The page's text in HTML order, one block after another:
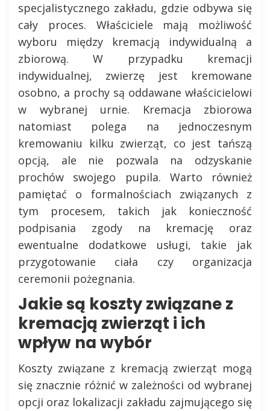
specjalistycznego zakładu, gdzie odbywa się
cały proces. Właściciele mają możliwość
wyboru między kremacją indywidualną a
zbiorową. W przypadku kremacji
indywidualnej, zwierzę jest kremowane
osobno, a prochy są oddawane właścicielowi
w wybranej urnie. Kremacja zbiorowa
natomiast polega na jednoczesnym
kremowaniu kilku zwierząt, co jest tańszą
opcją, ale nie pozwala na odzyskanie
prochów swojego pupila. Warto również
pamiętać o formalnościach związanych z
tym procesem, takich jak konieczność
podpisania zgody na kremację oraz
ewentualne dodatkowe usługi, takie jak
przygotowanie ciała czy organizacja
ceremonii pożegnania.
Jakie są koszty związane z
kremacją zwierząt i ich
wpływ na wybór
Koszty związane z kremacją zwierząt mogą
się znacznie różnić w zależności od wybranej
opcji oraz lokalizacji zakładu zajmującego się